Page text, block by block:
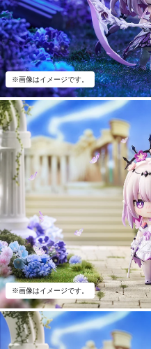
※画像はイメージです。
※画像はイメージです。